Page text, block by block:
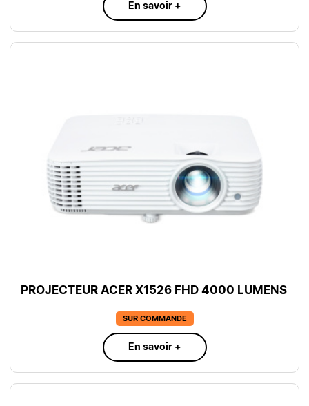
En savoir +
PROJECTEUR ACER X1526 FHD 4000 LUMENS
SUR COMMANDE
En savoir +